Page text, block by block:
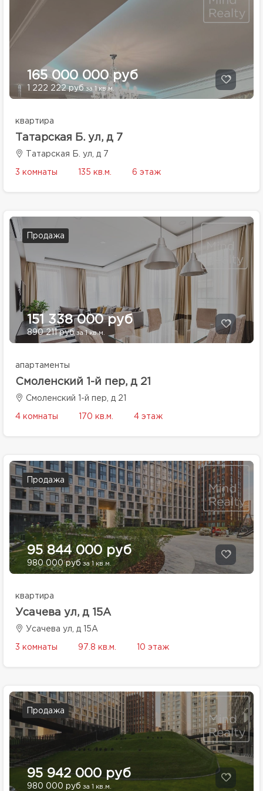
165 000 000 руб
1 222 222 руб за 1 кв.м.
квартира
Татарская Б. ул, д 7
Татарская Б. ул, д 7
3 комнаты 135 кв.м. 6 этаж
Продажа
151 338 000 руб
890 211 рубза 1 кв.м.
апартаменты
Смоленский 1-й пер, д 21
Смоленский 1-й пер, д 21
4 комнаты 170 кв.м. 4 этаж
Продажа
95 844 000 руб
980 000 руб за 1 кв.м.
квартира
Усачева ул, д 15А
Усачева ул, д 15А
3 комнаты 97.8 кв.м. 10 этаж
Продажа
95 942 000 руб
980 000 руб за 1 кв.м.